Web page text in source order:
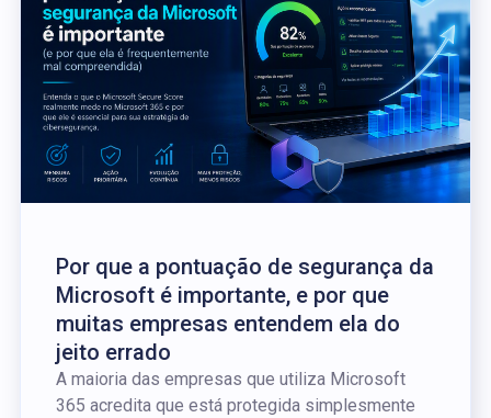
Por que a pontuação de segurança da
Microsoft é importante, e por que
muitas empresas entendem ela do
jeito errado
A maioria das empresas que utiliza Microsoft
365 acredita que está protegida simplesmente